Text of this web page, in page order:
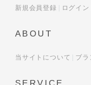
新規会員登録 ログイン
ABOUT
当サイトについて ブラ